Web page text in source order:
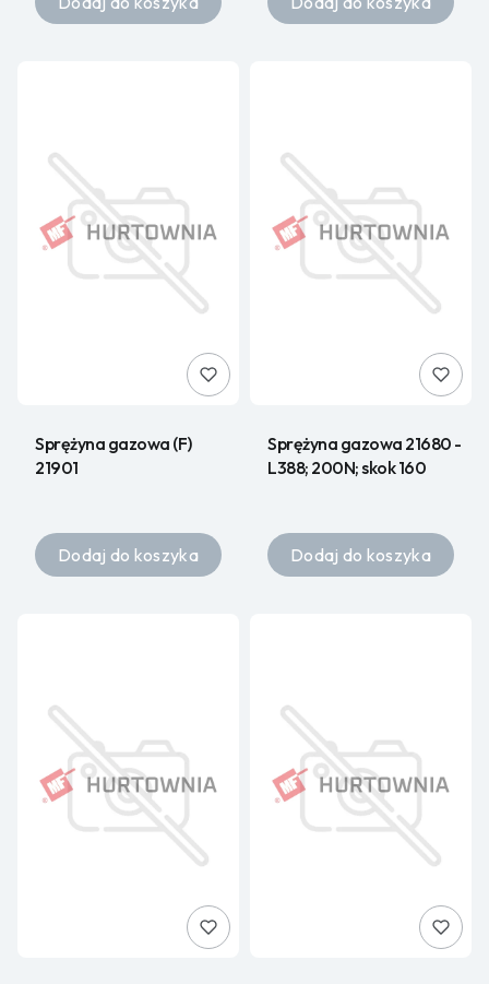
Sprężyna gazowa (F)
21901
Dodaj do koszyka
Sprężyna gazowa 21680 -
L388; 200N; skok 160
Dodaj do koszyka